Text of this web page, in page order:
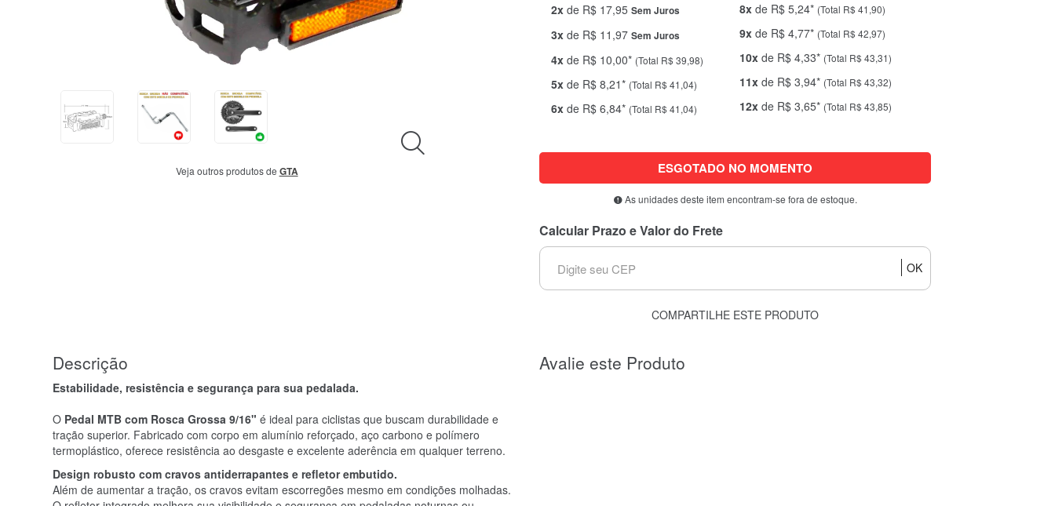
Veja outros produtos de GTA
2xde R$ 17,95 Sem Juros
3xde R$ 11,97 Sem Juros
4xde R$ 10,00* (Total R$ 39,98)
5xde R$ 8,21* (Total R$ 41,04)
6xde R$ 6,84* (Total R$ 41,04)
8xde R$ 5,24* (Total R$ 41,90)
9xde R$ 4,77* (Total R$ 42,97)
10xde R$ 4,33* (Total R$ 43,31)
11xde R$ 3,94* (Total R$ 43,32)
12xde R$ 3,65* (Total R$ 43,85)
ESGOTADO NO MOMENTO
As unidades deste item encontram-se fora de estoque.
Calcular Prazo e Valor do Frete
OK
COMPARTILHE ESTE PRODUTO
Descrição
Estabilidade, resistência e segurança para sua pedalada.
O Pedal MTB com Rosca Grossa 9/16" é ideal para ciclistas que buscam durabilidade e
tração superior. Fabricado com corpo em alumínio reforçado, aço carbono e polímero
termoplástico, oferece resistência ao desgaste e excelente aderência em qualquer terreno.
Design robusto com cravos antiderrapantes e refletor embutido.
Além de aumentar a tração, os cravos evitam escorregões mesmo em condições molhadas.
Avalie este Produto